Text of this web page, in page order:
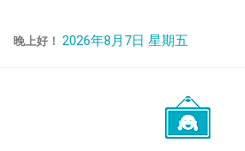
晚上好！ 2026年8月7日 星期五